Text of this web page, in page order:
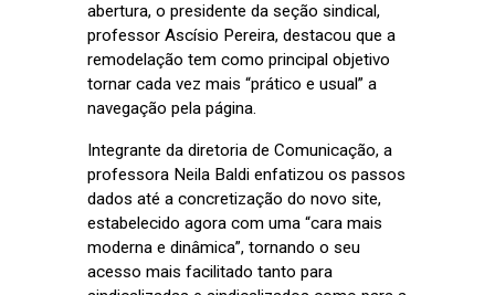
abertura, o presidente da seção sindical,
professor Ascísio Pereira, destacou que a
remodelação tem como principal objetivo
tornar cada vez mais “prático e usual” a
navegação pela página.
Integrante da diretoria de Comunicação, a
professora Neila Baldi enfatizou os passos
dados até a concretização do novo site,
estabelecido agora com uma “cara mais
moderna e dinâmica”, tornando o seu
acesso mais facilitado tanto para